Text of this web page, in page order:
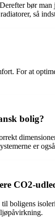
bør
så
For at
bolig?
er
CO2-
boligens